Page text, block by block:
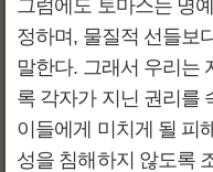
그럼에도 토마스는 명
정하며, 물질적 선들보
말한다. 그래서 우리는
록 각자가 지닌 권리를
이들에게 미치게 될 피
성을 침해하지 않도록